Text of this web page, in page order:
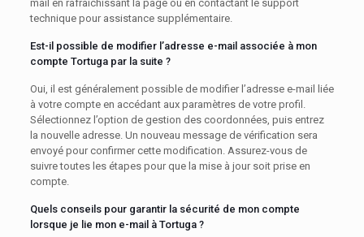
mail en rafraîchissant la page ou en contactant le support
technique pour assistance supplémentaire.
Est-il possible de modifier l’adresse e-mail associée à mon
compte Tortuga par la suite ?
Oui, il est généralement possible de modifier l’adresse e-mail liée
à votre compte en accédant aux paramètres de votre profil.
Sélectionnez l’option de gestion des coordonnées, puis entrez
la nouvelle adresse. Un nouveau message de vérification sera
envoyé pour confirmer cette modification. Assurez-vous de
suivre toutes les étapes pour que la mise à jour soit prise en
compte.
Quels conseils pour garantir la sécurité de mon compte
lorsque je lie mon e-mail à Tortuga ?